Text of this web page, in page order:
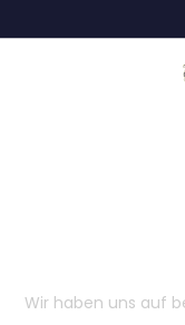
Wir haben uns auf